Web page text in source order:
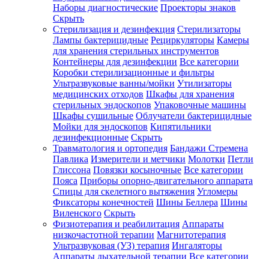
Наборы диагностические Проекторы знаков
Скрыть
Стерилизация и дезинфекция Стерилизаторы
Лампы бактерицидные Рециркуляторы Камеры
для хранения стерильных инструментов
Контейнеры для дезинфекции Все категории
Коробки стерилизационные и фильтры
Ультразвуковые ванны/мойки Утилизаторы
медицинских отходов Шкафы для хранения
стерильных эндоскопов Упаковочные машины
Шкафы сушильные Облучатели бактерицидные
Мойки для эндоскопов Кипятильники
дезинфекционные Скрыть
Травматология и ортопедия Бандажи Стремена
Павлика Измерители и метчики Молотки Петли
Глиссона Повязки косыночные Все категории
Пояса Приборы опорно-двигательного аппарата
Спицы для скелетного вытяжения Угломеры
Фиксаторы конечностей Шины Беллера Шины
Виленского Скрыть
Физиотерапия и реабилитация Аппараты
низкочастотной терапии Магнитотерапия
Ультразвуковая (УЗ) терапия Ингаляторы
Аппараты дыхательной терапии Все категории